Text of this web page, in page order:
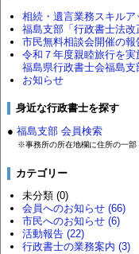
相続・遺言業務スキル
福島支部「行政書士法
市民無料相談会開催の報
令和７年度親睦旅行を実
福島県行政書士会福島
お知らせ
身近な行政書士を探す
● 福島支部 会員検索
※事務所の所在地欄に住所の一部
カテゴリー
未分類 (0)
会員へのお知らせ (66)
市民へのお知らせ (6)
活動報告 (22)
行政書士の業務案内 (3)